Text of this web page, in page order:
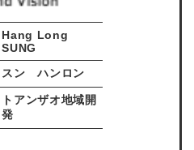
Hang Long
SUNG
スン ハンロン
トアンザオ地域開
発